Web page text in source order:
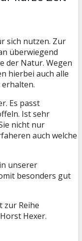
sich nutzen. Zur
überwiegend
der Natur. Wegen
hierbei auch alle
Es passt
Ist sehr
nicht nur
auch welche
unserer
besonders gut
zur Reihe
Hexer.